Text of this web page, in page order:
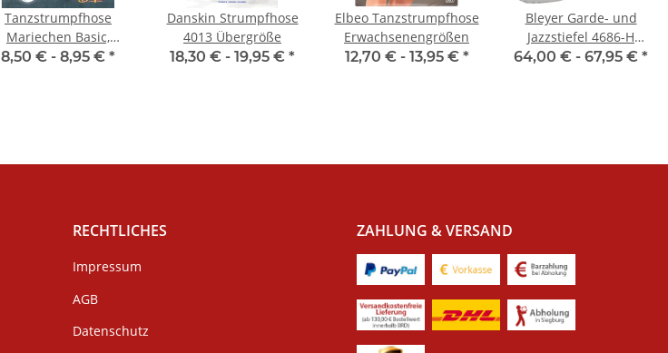
Tanzstrumpfhose
Mariechen Basic,
Kinder- &
8,50 € - 8,95 € *
Danskin Strumpfhose
4013 Übergröße
18,30 € - 19,95 € *
Elbeo Tanzstrumpfhose
Erwachsenengrößen
12,70 € - 13,95 € *
Bleyer Garde- und
Jazzstiefel 4686-H
Ellington (normalhoher
64,00 € - 67,95 € *
RECHTLICHES
Impressum
AGB
Datenschutz
ZAHLUNG & VERSAND